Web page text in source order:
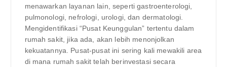
menawarkan layanan lain, seperti gastroenterologi,
pulmonologi, nefrologi, urologi, dan dermatologi.
Mengidentifikasi “Pusat Keunggulan” tertentu dalam
rumah sakit, jika ada, akan lebih menonjolkan
kekuatannya. Pusat-pusat ini sering kali mewakili area
di mana rumah sakit telah berinvestasi secara